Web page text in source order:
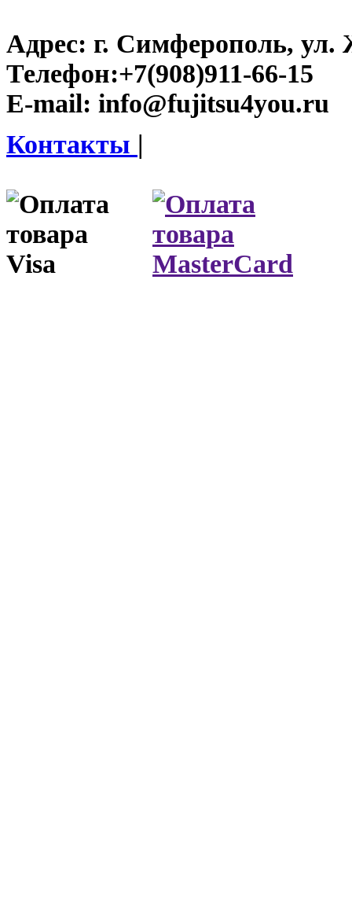
Адрес: г. Симферополь, ул.
Телефон:+7(908)911-66-15
E-mail: info@fujitsu4you.ru
Контакты |